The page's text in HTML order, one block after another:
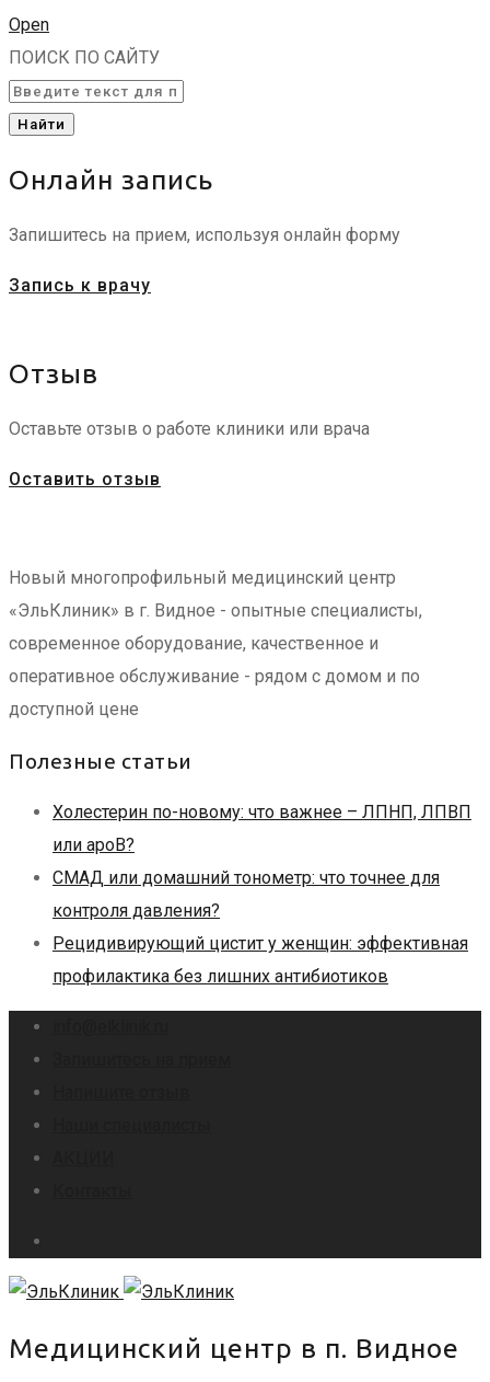
Open
ПОИСК ПО САЙТУ
Найти
Онлайн запись
Запишитесь на прием, используя онлайн форму
Запись к врачу
Отзыв
Оставьте отзыв о работе клиники или врача
Оставить отзыв
Новый многопрофильный медицинский центр
«ЭльКлиник» в г. Видное - опытные специалисты,
современное оборудование, качественное и
оперативное обслуживание - рядом с домом и по
доступной цене
Полезные статьи
Холестерин по-новому: что важнее – ЛПНП, ЛПВП
или apoB?
СМАД или домашний тонометр: что точнее для
контроля давления?
Рецидивирующий цистит у женщин: эффективная
профилактика без лишних антибиотиков
Медицинский центр в п. Видное